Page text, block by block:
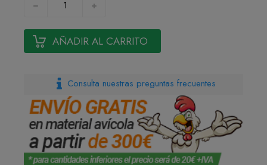
AÑADIR AL CARRITO
Consulta nuestras preguntas frecuentes